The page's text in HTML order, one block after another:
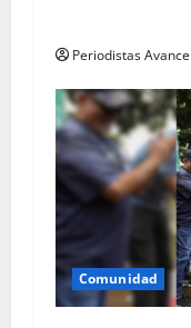
Periodistas Avance
Comunidad